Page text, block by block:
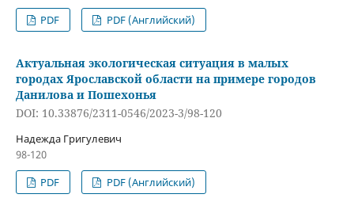
PDF
PDF (Английский)
Актуальная экологическая ситуация в малых
городах Ярославской области на примере городов
Данилова и Пошехонья
DOI: 10.33876/2311-0546/2023-3/98-120
Надежда Григулевич
98-120
PDF
PDF (Английский)